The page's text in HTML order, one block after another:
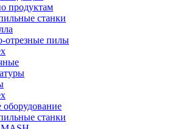
продуктам
станки
отрезные пилы
оборудование
станки